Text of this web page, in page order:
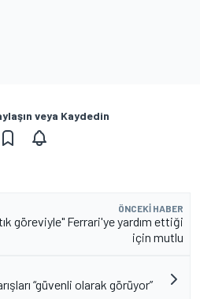
veya Kaydedin
ÖNCEKI HABER
göreviyle" Ferrari'ye yardım ettiği
için mutlu
“güvenli olarak görüyor”